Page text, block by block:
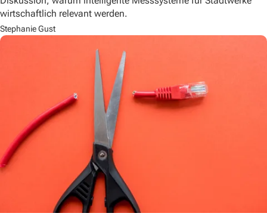
wirtschaftlich relevant werden.
Stephanie Gust